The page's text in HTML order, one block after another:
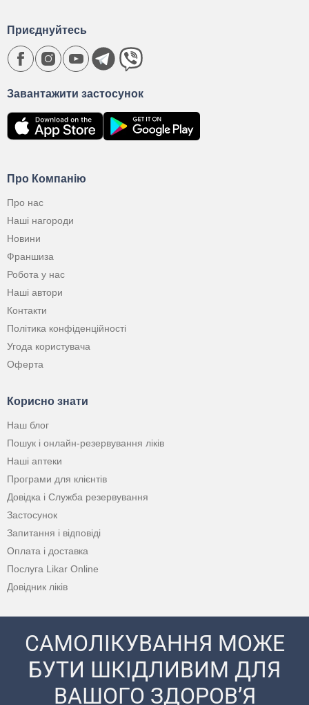
Про Компанію
Про нас
Наші нагороди
Новини
Франшиза
Робота у нас
Наші автори
Контакти
Політика конфіденційності
Угода користувача
Оферта
Корисно знати
Наш блог
Пошук і онлайн-резервування ліків
Наші аптеки
Програми для клієнтів
Довідка і Служба резервування
Застосунок
Запитання і відповіді
Оплата і доставка
Послуга Likar Online
Довідник ліків
Завантажити застосунок
Приєднуйтесь
САМОЛІКУВАННЯ МОЖЕ
БУТИ ШКІДЛИВИМ ДЛЯ
ВАШОГО ЗДОРОВ’Я